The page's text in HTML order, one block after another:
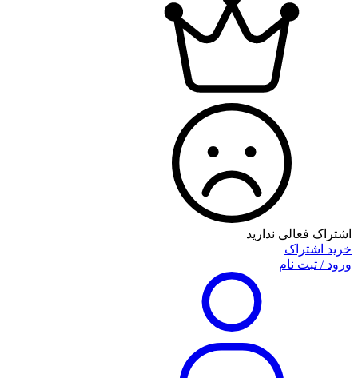
اشتراک فعالی ندارید
خرید اشتراک
ورود / ثبت نام